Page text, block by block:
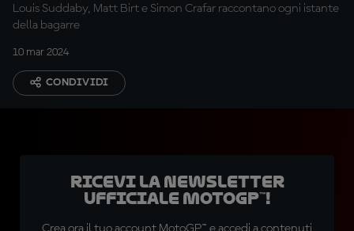
Louis Suddaby, Matt Birt e Simon Crafar raccontano ogni istante
della bagarre
10 mar 2024
CONDIVIDI
Ricevi la newsletter
ufficiale MotoGP™!